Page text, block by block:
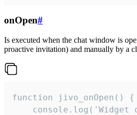
onOpen#
Is executed when the chat window is
proactive invitation) and manually by a
function jivo_onOpen() {
console.log('Widget